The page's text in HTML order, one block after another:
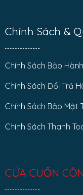
Chính Sách &
Chính Sách Bảo Hành
Chính Sách Đổi Trả
Chính Sách Bảo Mật
Chính Sách Thanh
CỬA CUỐN